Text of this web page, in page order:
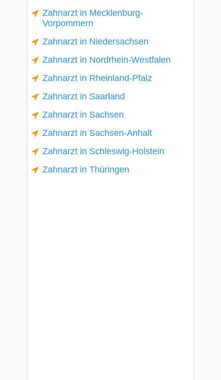
Zahnarzt in Mecklenburg-
Vorpommern
Zahnarzt in Niedersachsen
Zahnarzt in Nordrhein-Westfalen
Zahnarzt in Rheinland-Pfalz
Zahnarzt in Saarland
Zahnarzt in Sachsen
Zahnarzt in Sachsen-Anhalt
Zahnarzt in Schleswig-Holstein
Zahnarzt in Thüringen